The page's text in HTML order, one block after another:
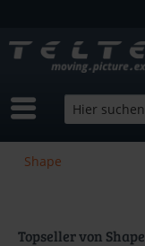
Shape
Topseller von Shape